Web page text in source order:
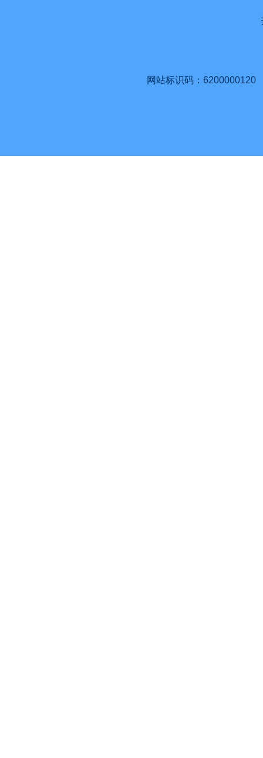
网站标识码：6200000120